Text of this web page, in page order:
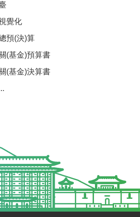
覺化
預(決)算
(基金)預算書
(基金)決算書